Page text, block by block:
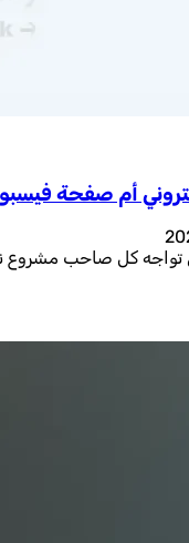
أم صفحة
تواجه كل صاحب